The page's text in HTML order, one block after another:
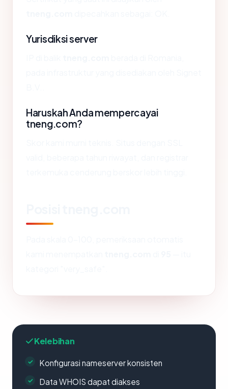
Yurisdiksi server
Haruskah Anda mempercayai
tneng.com?
Kelebihan
Konfigurasi nameserver konsisten
Data WHOIS dapat diakses